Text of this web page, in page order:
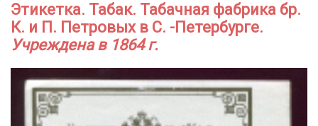
Этикетка. Табак. Табачная фабрика бр.
К. и П. Петровых в С. -Петербурге.
Учреждена в 1864 г.